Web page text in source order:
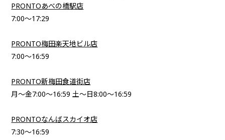
PRONTOあべの橋駅店
7:00〜17:29
PRONTO梅田楽天地ビル店
7:00〜16:59
PRONTO新梅田食道街店
月〜金7:00〜16:59 土～日8:00〜16:59
PRONTOなんばスカイオ店
7:30〜16:59